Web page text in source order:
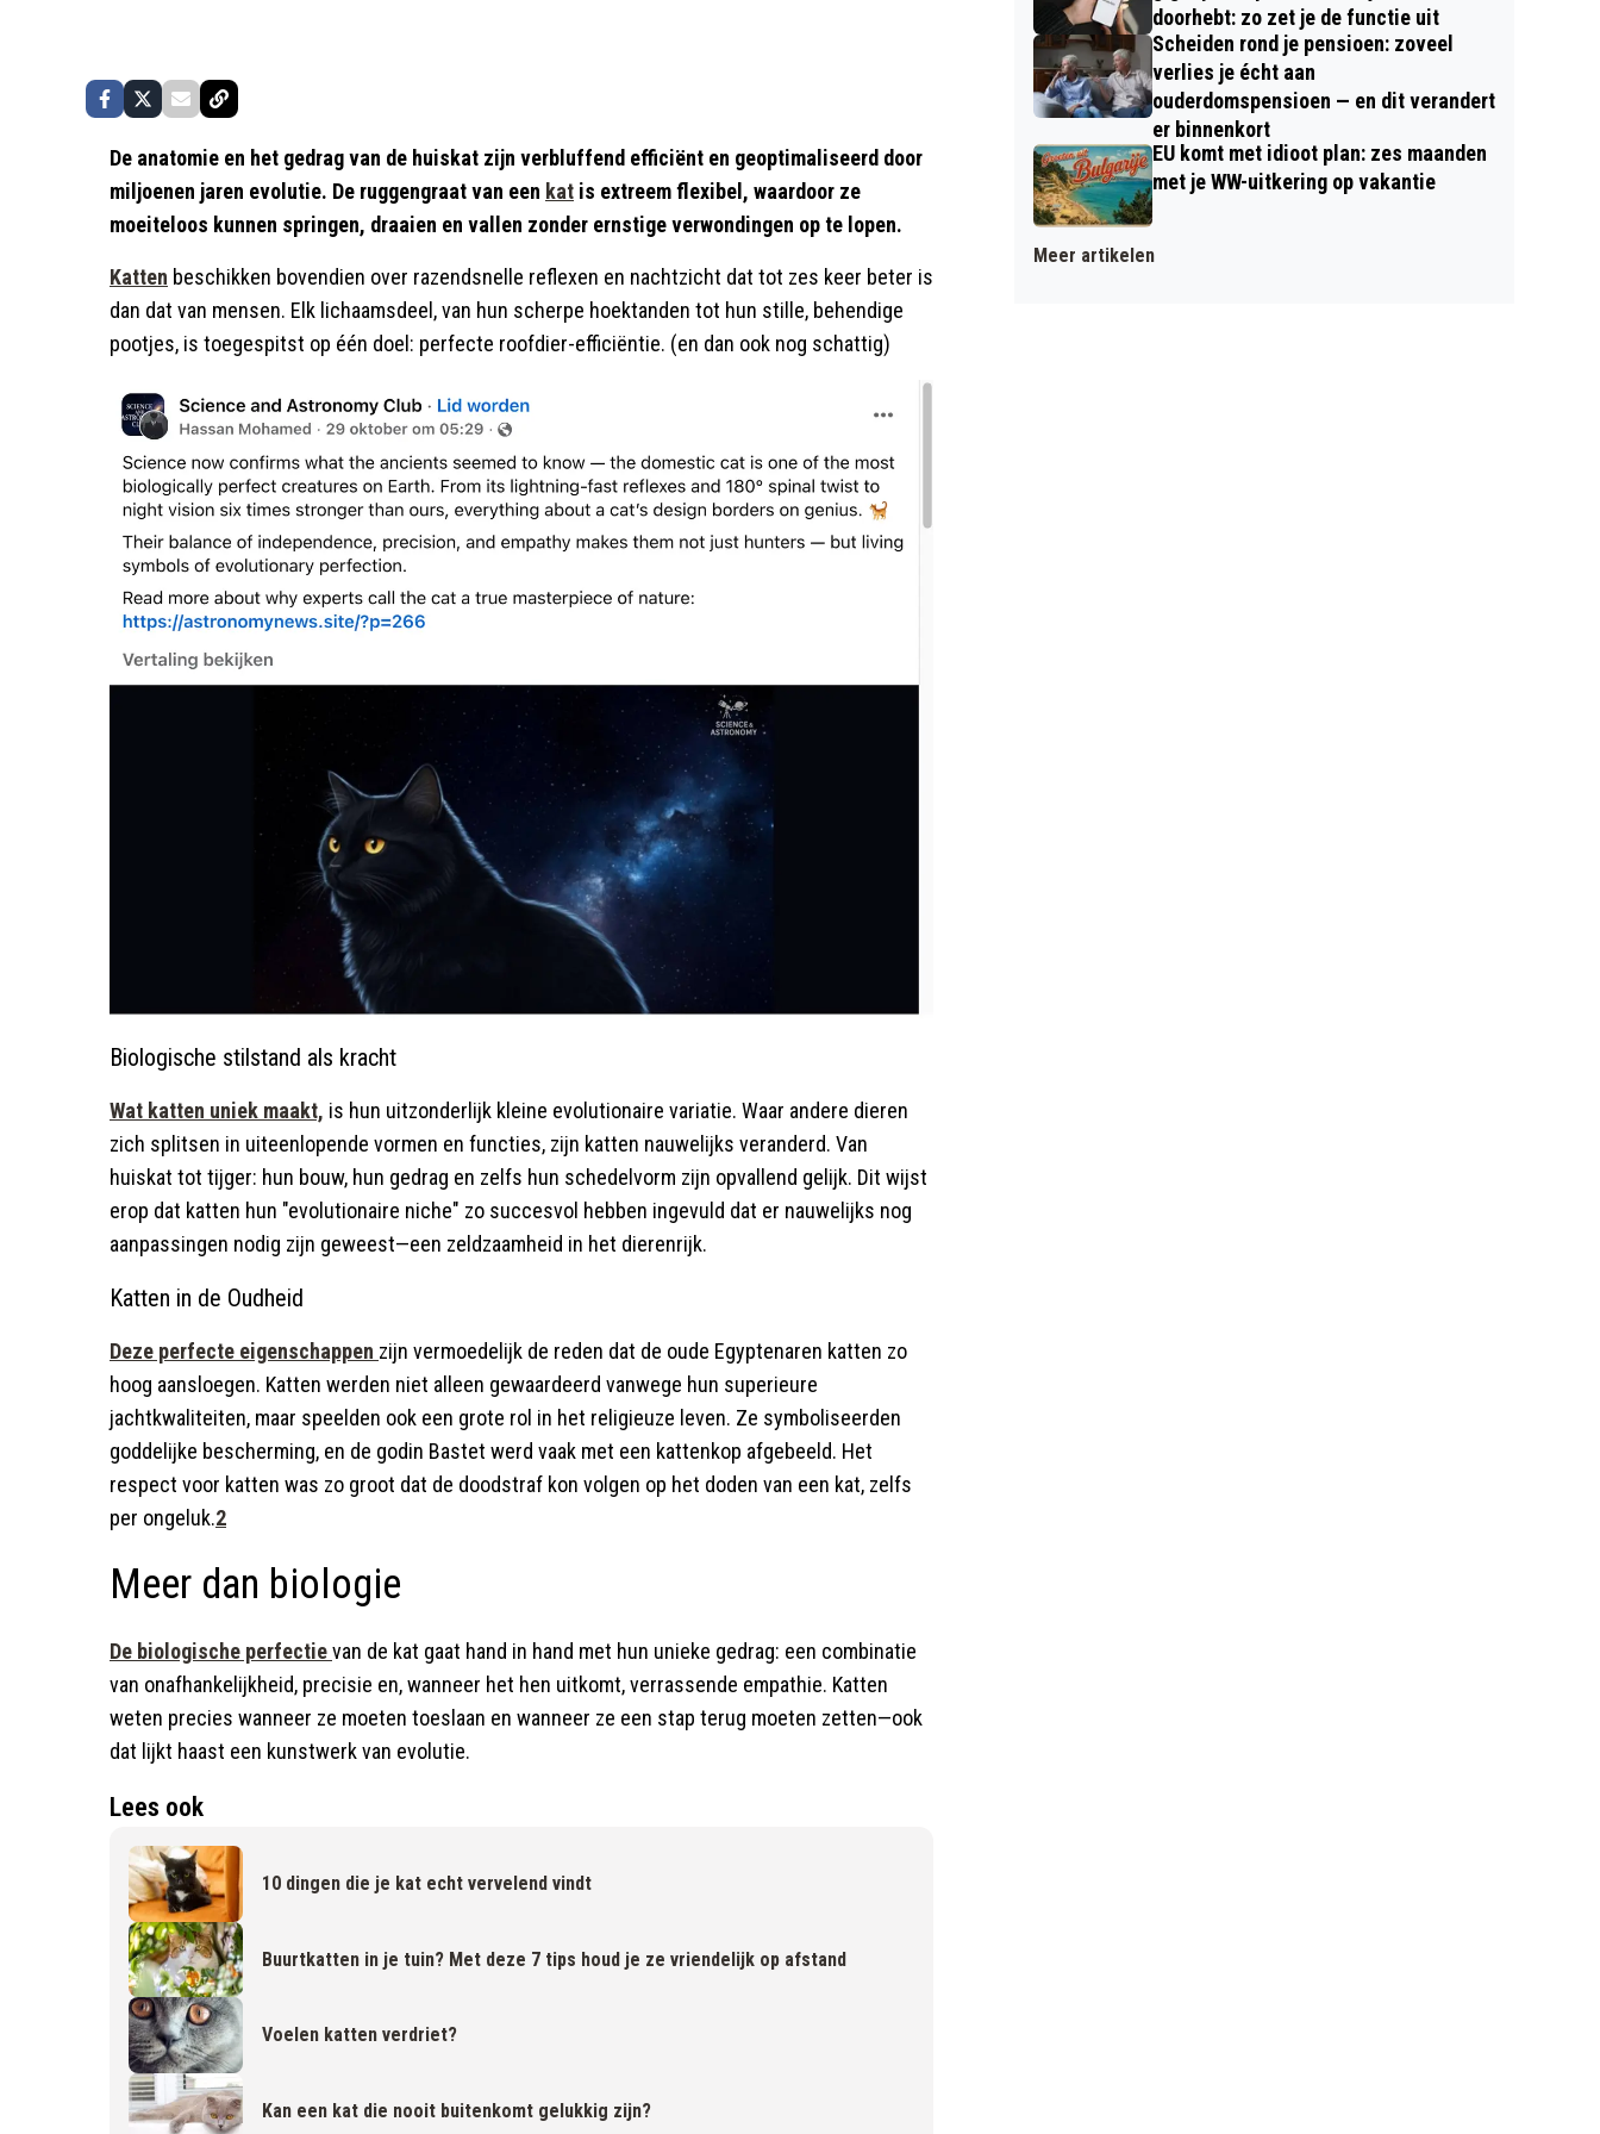
De anatomie en het gedrag van de huiskat zijn verbluffend efficiënt en geoptimaliseerd door
miljoenen jaren evolutie. De ruggengraat van een kat is extreem flexibel, waardoor ze
moeiteloos kunnen springen, draaien en vallen zonder ernstige verwondingen op te lopen.
Katten beschikken bovendien over razendsnelle reflexen en nachtzicht dat tot zes keer beter is
dan dat van mensen. Elk lichaamsdeel, van hun scherpe hoektanden tot hun stille, behendige
pootjes, is toegespitst op één doel: perfecte roofdier-efficiëntie. (en dan ook nog schattig)​
Biologische stilstand als kracht
Wat katten uniek maakt, is hun uitzonderlijk kleine evolutionaire variatie. Waar andere dieren
zich splitsen in uiteenlopende vormen en functies, zijn katten nauwelijks veranderd. Van
huiskat tot tijger: hun bouw, hun gedrag en zelfs hun schedelvorm zijn opvallend gelijk. Dit wijst
erop dat katten hun "evolutionaire niche" zo succesvol hebben ingevuld dat er nauwelijks nog
aanpassingen nodig zijn geweest—een zeldzaamheid in het dierenrijk.​
Katten in de Oudheid
Deze perfecte eigenschappen zijn vermoedelijk de reden dat de oude Egyptenaren katten zo
hoog aansloegen. Katten werden niet alleen gewaardeerd vanwege hun superieure
jachtkwaliteiten, maar speelden ook een grote rol in het religieuze leven. Ze symboliseerden
goddelijke bescherming, en de godin Bastet werd vaak met een kattenkop afgebeeld. Het
respect voor katten was zo groot dat de doodstraf kon volgen op het doden van een kat, zelfs
per ongeluk.2
Meer dan biologie
De biologische perfectievan de kat gaat hand in hand met hun unieke gedrag: een combinatie
van onafhankelijkheid, precisie en, wanneer het hen uitkomt, verrassende empathie. Katten
weten precies wanneer ze moeten toeslaan en wanneer ze een stap terug moeten zetten—ook
dat lijkt haast een kunstwerk van evolutie.​
Lees ook
10 dingen die je kat echt vervelend vindt
Buurtkatten in je tuin? Met deze 7 tips houd je ze vriendelijk op afstand
Voelen katten verdriet?
Kan een kat die nooit buitenkomt gelukkig zijn?
doorhebt: zo zet je de functie uit
Scheiden rond je pensioen: zoveel
verlies je écht aan
ouderdomspensioen — en dit verandert
er binnenkort
EU komt met idioot plan: zes maanden
met je WW-uitkering op vakantie
Meer artikelen